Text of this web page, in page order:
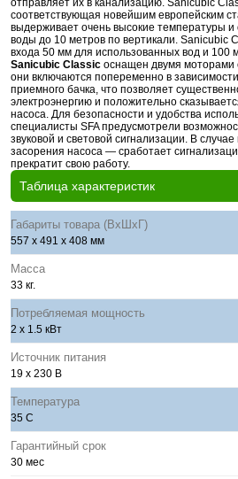
отправляет их в канализацию. Sanicubic
соответствующая новейшим европейским
выдерживает очень высокие температуры и
воды до 10 метров по вертикали. Sanicubic
входа 50 мм для использованных вод и 100
Sanicubic Classic оснащен двумя
они включаются попеременно в
приемного бачка, что позволяет
электроэнергию и положительно
насоса. Для безопасности и удобства
специалисты SFA предусмотрели
звуковой и световой сигнализации. В
засорения насоса — сработает
прекратит свою работу.
Таблица характеристик
Габариты товара (ВхШхГ)
557 x 491 х 408 мм
Масса
33 кг.
Потребляемая мощность
2 x 1.5 кВт
Источник питания
19 x 230 В
Температура
35 С
Гарантийный срок
30 мес